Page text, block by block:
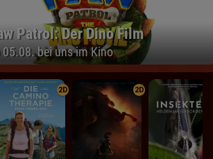
Patrol: Der Dino Film
05.08. bei uns im Kino
2D 2D